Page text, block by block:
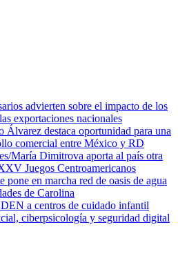
advierten sobre el impacto de los
exportaciones nacionales
Álvarez destaca oportunidad para una
comercial entre México y RD
María Dimitrova aporta al país otra
Juegos Centroamericanos
en marcha red de oasis de agua
de Carolina
a centros de cuidado infantil
ciberpsicología y seguridad digital